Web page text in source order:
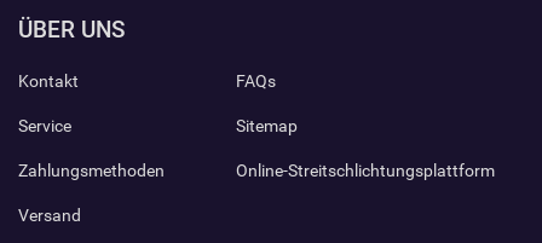
ÜBER UNS
Kontakt
Service
Zahlungsmethoden
Versand
FAQs
Sitemap
Online-Streitschlichtungsplattform